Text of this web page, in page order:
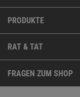
PRODUKTE
RAT & TAT
FRAGEN ZUM SHOP